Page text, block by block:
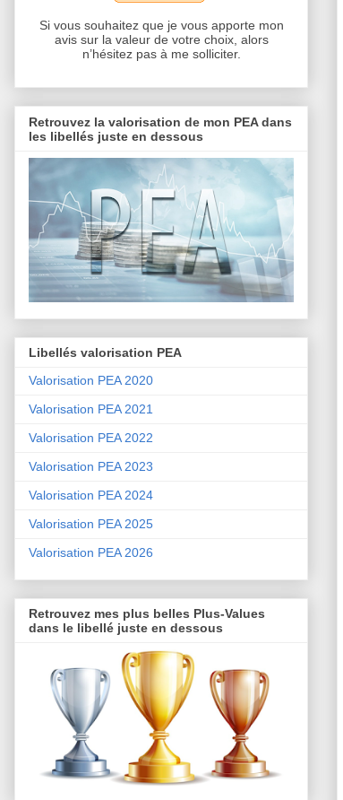
Si vous souhaitez que je vous apporte mon
avis sur la valeur de votre choix, alors
n’hésitez pas à me solliciter.
Retrouvez la valorisation de mon PEA dans
les libellés juste en dessous
Libellés valorisation PEA
Valorisation PEA 2020
Valorisation PEA 2021
Valorisation PEA 2022
Valorisation PEA 2023
Valorisation PEA 2024
Valorisation PEA 2025
Valorisation PEA 2026
Retrouvez mes plus belles Plus-Values
dans le libellé juste en dessous